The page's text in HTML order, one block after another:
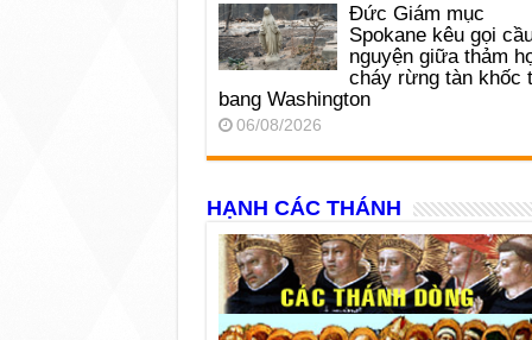
Đức Giám mục
Spokane kêu gọi
nguyện giữa thảm
cháy rừng tàn khốc
bang Washington
06/08/2026
HẠNH CÁC THÁNH